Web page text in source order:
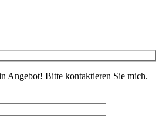
Angebot! Bitte kontaktieren Sie mich.